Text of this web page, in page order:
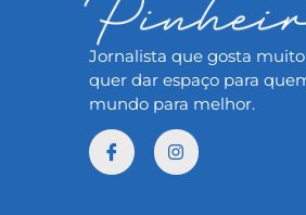
Jornalista que gosta
quer dar espaço para
mundo para melhor.